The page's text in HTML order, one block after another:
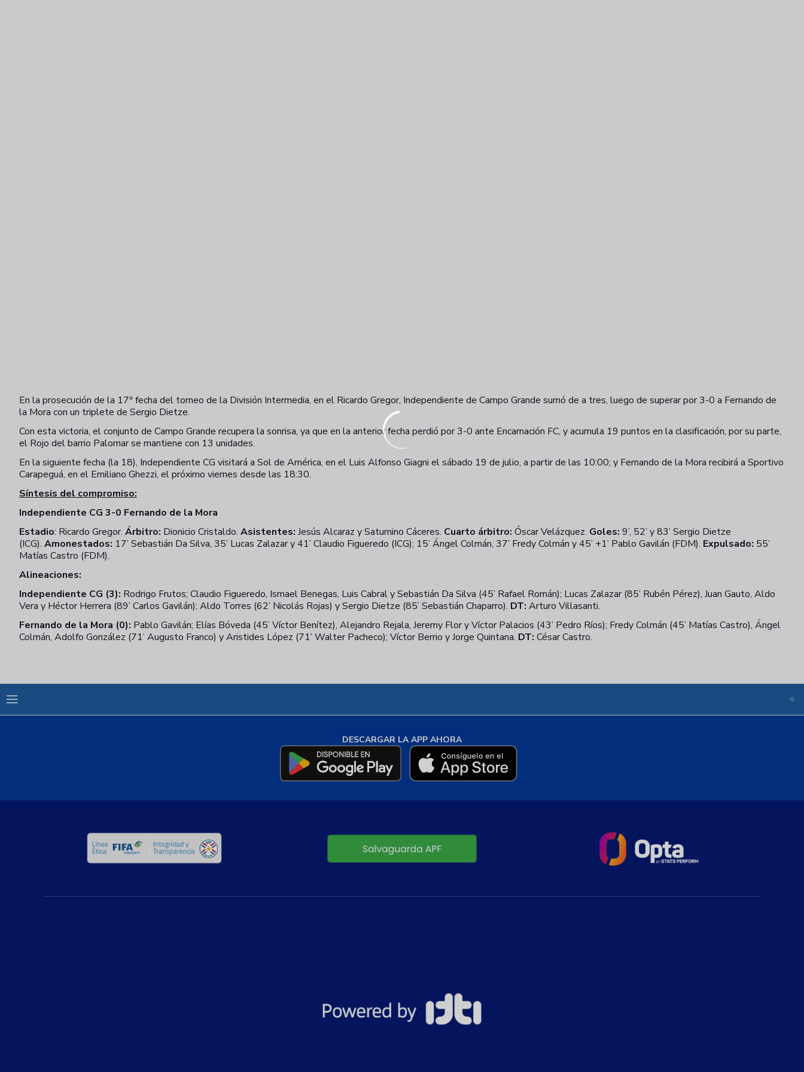
En la prosecución de la 17ª fecha del torneo de la División Intermedia, en el Ricardo Gregor, Independiente de Campo Grande sumó de a tres, luego de superar por 3-0 a Fernando de
la Mora con un triplete de Sergio Dietze.
Con esta victoria, el conjunto de Campo Grande recupera la sonrisa, ya que en la anterior fecha perdió por 3-0 ante Encarnación FC, y acumula 19 puntos en la clasificación, por su parte,
el Rojo del barrio Palomar se mantiene con 13 unidades.
En la siguiente fecha (la 18), Independiente CG visitará a Sol de América, en el Luis Alfonso Giagni el sábado 19 de julio, a partir de las 10:00; y Fernando de la Mora recibirá a Sportivo
Carapeguá, en el Emiliano Ghezzi, el próximo viernes desde las 18:30.
Síntesis del compromiso:
Independiente CG 3-0 Fernando de la Mora
Estadio: Ricardo Gregor. Árbitro: Dionicio Cristaldo. Asistentes: Jesús Alcaraz y Saturnino Cáceres. Cuarto árbitro: Óscar Velázquez. Goles: 9’, 52’ y 83’ Sergio Dietze
(ICG). Amonestados: 17’ Sebastián Da Silva, 35’ Lucas Zalazar y 41’ Claudio Figueredo (ICG); 15’ Ángel Colmán, 37’ Fredy Colmán y 45’ +1’ Pablo Gavilán (FDM). Expulsado: 55’
Matías Castro (FDM).
Alineaciones:
Independiente CG (3): Rodrigo Frutos; Claudio Figueredo, Ismael Benegas, Luis Cabral y Sebastián Da Silva (45’ Rafael Román); Lucas Zalazar (85’ Rubén Pérez), Juan Gauto, Aldo
Vera y Héctor Herrera (89’ Carlos Gavilán); Aldo Torres (62’ Nicolás Rojas) y Sergio Dietze (85’ Sebastián Chaparro). DT: Arturo Villasanti.
Fernando de la Mora (0): Pablo Gavilán; Elías Bóveda (45’ Víctor Benítez), Alejandro Rejala, Jeremy Flor y Víctor Palacios (43’ Pedro Ríos); Fredy Colmán (45’ Matías Castro), Ángel
Colmán, Adolfo González (71’ Augusto Franco) y Aristides López (71’ Walter Pacheco); Víctor Berrio y Jorge Quintana. DT: César Castro.
DESCARGAR LA APP AHORA